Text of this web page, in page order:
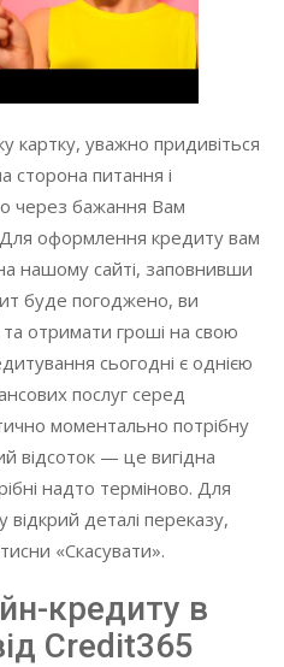
картку, уважно придивіться
сторона питання і
через бажання Вам
оформлення кредиту вам
нашому сайті, заповнивши
буде погоджено, ви
отримати гроші на свою
сьогодні є однією
послуг серед
моментально потрібну
відсоток — це вигідна
надто терміново. Для
деталі переказу,
«Скасувати».
кредиту в
Credit365